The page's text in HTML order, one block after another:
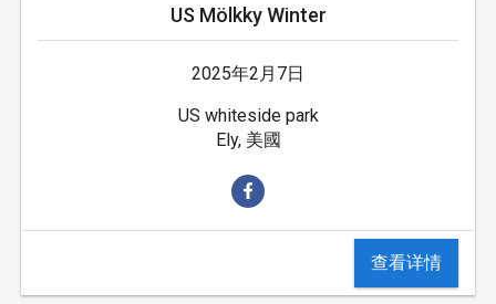
US Mölkky Winter
2025年2月7日
US whiteside park
Ely, 美國
查看详情